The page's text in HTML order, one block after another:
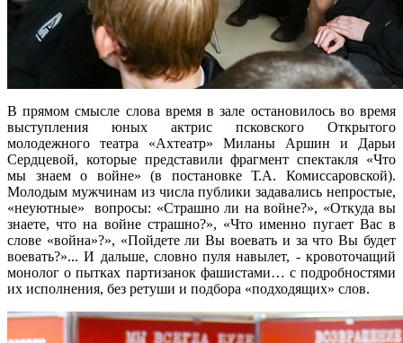
В прямом смысле слова время в зале остановилось во время
выступления юных актрис псковского Открытого
молодежного театра «Ахтеатр» Миланы Аршин и Дарьи
Сердцевой, которые представили фрагмент спектакля «Что
мы знаем о войне» (в постановке Т.А. Комиссаровской).
Молодым мужчинам из числа публики задавались непростые,
«неуютные» вопросы: «Страшно ли на войне?», «Откуда вы
знаете, что на войне страшно?», «Что именно пугает Вас в
слове «война»?», «Пойдете ли Вы воевать и за что Вы будет
воевать?»... И дальше, словно пуля навылет, - кровоточащий
монолог о пытках партизанок фашистами… с подробностями
их исполнения, без ретуши и подбора «подходящих» слов.